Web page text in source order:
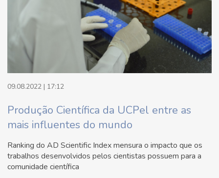
09.08.2022 | 17:12
Produção Científica da UCPel entre as
mais influentes do mundo
Ranking do AD Scientific Index mensura o impacto que os
trabalhos desenvolvidos pelos cientistas possuem para a
comunidade científica